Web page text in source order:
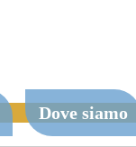
Dove siamo